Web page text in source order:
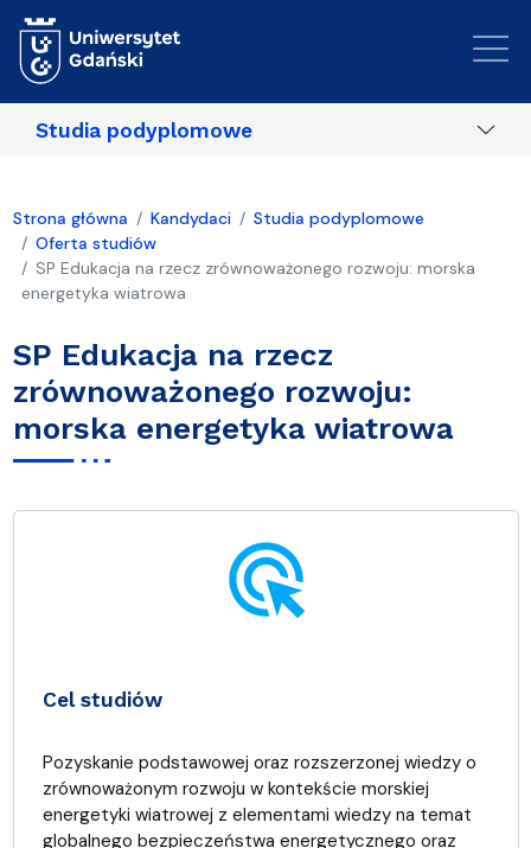
Studia podyplomowe
Strona główna Kandydaci
Studia podyplomowe
Oferta studiów
SP Edukacja na rzecz zrównoważonego rozwoju: morska
energetyka wiatrowa
SP Edukacja na rzecz
zrównoważonego rozwoju:
morska energetyka wiatrowa
ads_click
Cel studiów
Pozyskanie podstawowej oraz rozszerzonej wiedzy o
zrównoważonym rozwoju w kontekście morskiej
energetyki wiatrowej z elementami wiedzy na temat
globalnego bezpieczeństwa energetycznego oraz